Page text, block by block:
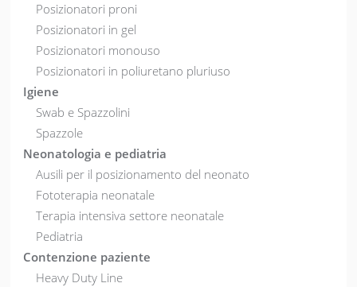
Posizionatori proni
Posizionatori in gel
Posizionatori monouso
Posizionatori in poliuretano pluriuso
Igiene
Swab e Spazzolini
Spazzole
Neonatologia e pediatria
Ausili per il posizionamento del neonato
Fototerapia neonatale
Terapia intensiva settore neonatale
Pediatria
Contenzione paziente
Heavy Duty Line